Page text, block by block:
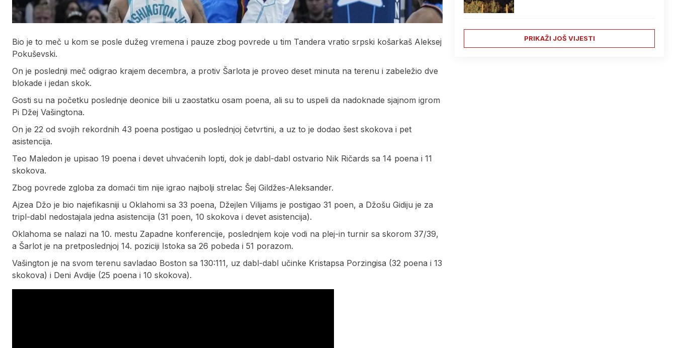
Bio je to meč u kom se posle dužeg vremena i pauze zbog povrede u tim Tandera vratio srpski košarkaš Aleksej
Pokuševski.
On je poslednji meč odigrao krajem decembra, a protiv Šarlota je proveo deset minuta na terenu i zabeležio dve
blokade i jedan skok.
Gosti su na početku poslednje deonice bili u zaostatku osam poena, ali su to uspeli da nadoknade sjajnom igrom
Pi Džej Vašingtona.
On je 22 od svojih rekordnih 43 poena postigao u poslednjoj četvrtini, a uz to je dodao šest skokova i pet
asistencija.
Teo Maledon je upisao 19 poena i devet uhvaćenih lopti, dok je dabl-dabl ostvario Nik Ričards sa 14 poena i 11
skokova.
Zbog povrede zgloba za domaći tim nije igrao najbolji strelac Šej Gildžes-Aleksander.
Ajzea Džo je bio najefikasniji u Oklahomi sa 33 poena, Džejlen Vilijams je postigao 31 poen, a Džošu Gidiju je za
tripl-dabl nedostajala jedna asistencija (31 poen, 10 skokova i devet asistencija).
Oklahoma se nalazi na 10. mestu Zapadne konferencije, poslednjem koje vodi na plej-in turnir sa skorom 37/39,
a Šarlot je na pretposlednjoj 14. poziciji Istoka sa 26 pobeda i 51 porazom.
Vašington je na svom terenu savladao Boston sa 130:111, uz dabl-dabl učinke Kristapsa Porzingisa (32 poena i 13
skokova) i Deni Avdije (25 poena i 10 skokova).
PRIKAŽI JOŠ VIJESTI